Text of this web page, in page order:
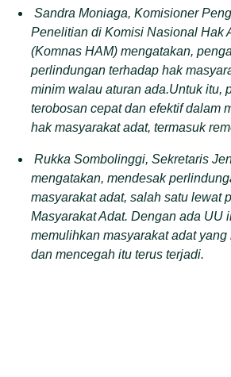
Sandra Moniaga, Komisioner
Penelitian di Komisi Nasional Hak
(Komnas HAM) mengatakan,
perlindungan terhadap hak
minim walau aturan ada.Untuk itu,
terobosan cepat dan efektif dalam
hak masyarakat adat, termasuk
Rukka Sombolinggi, Sekretaris
mengatakan, mendesak
masyarakat adat, salah satu lewat
Masyarakat Adat. Dengan ada UU
memulihkan masyarakat adat
dan mencegah itu terus terjadi.